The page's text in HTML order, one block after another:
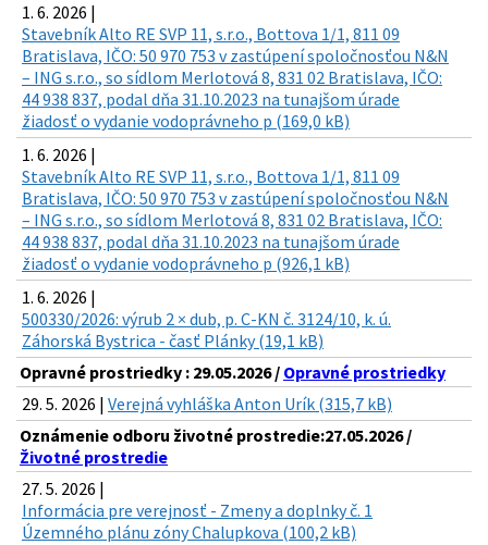
1. 6. 2026 |
Stavebník Alto RE SVP 11, s.r.o., Bottova 1/1, 811 09
Bratislava, IČO: 50 970 753 v zastúpení spoločnosťou N&N
– ING s.r.o., so sídlom Merlotová 8, 831 02 Bratislava, IČO:
44 938 837, podal dňa 31.10.2023 na tunajšom úrade
žiadosť o vydanie vodoprávneho p (169,0 kB)
1. 6. 2026 |
Stavebník Alto RE SVP 11, s.r.o., Bottova 1/1, 811 09
Bratislava, IČO: 50 970 753 v zastúpení spoločnosťou N&N
– ING s.r.o., so sídlom Merlotová 8, 831 02 Bratislava, IČO:
44 938 837, podal dňa 31.10.2023 na tunajšom úrade
žiadosť o vydanie vodoprávneho p (926,1 kB)
1. 6. 2026 |
500330/2026: výrub 2 × dub, p. C-KN č. 3124/10, k. ú.
Záhorská Bystrica - časť Plánky (19,1 kB)
Opravné prostriedky : 29.05.2026 / Opravné prostriedky
29. 5. 2026 | Verejná vyhláška Anton Urík (315,7 kB)
Oznámenie odboru životné prostredie:27.05.2026 /
Životné prostredie
27. 5. 2026 |
Informácia pre verejnosť - Zmeny a doplnky č. 1
Územného plánu zóny Chalupkova (100,2 kB)